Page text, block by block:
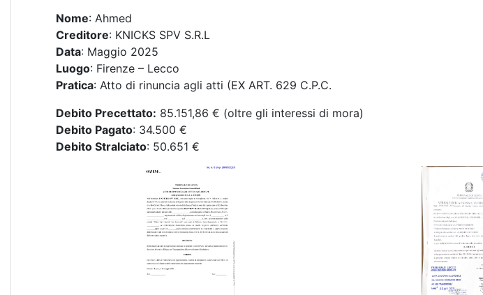
Nome: Ahmed
Creditore: KNICKS SPV S.R.L
Data: Maggio 2025
Luogo: Firenze – Lecco
Pratica: Atto di rinuncia agli atti (EX ART. 629 C.P.C.
Debito Precettato: 85.151,86 € (oltre gli interessi di mora)
Debito Pagato: 34.500 €
Debito Stralciato: 50.651 €